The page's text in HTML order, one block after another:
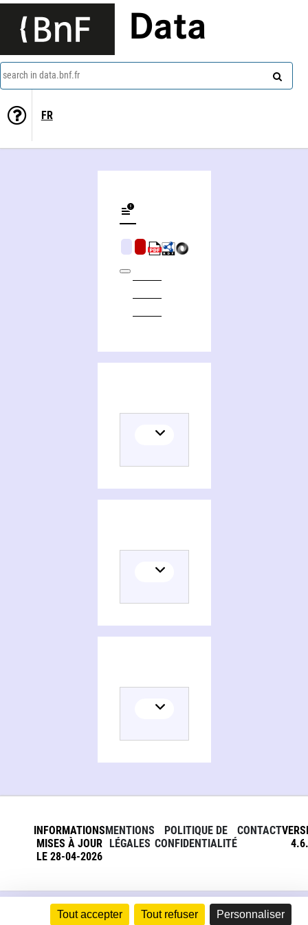
Tout accepter Tout refuser Personnaliser
Data
search in data.bnf.fr
FR
INFORMATIONS
MISES À JOUR
LE 28-04-2026
MENTIONS
LÉGALES
POLITIQUE DE
CONFIDENTIALITÉ
CONTACT